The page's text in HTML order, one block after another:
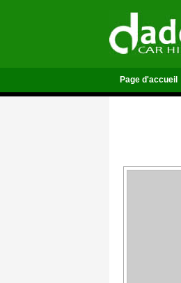
Page d'accueil